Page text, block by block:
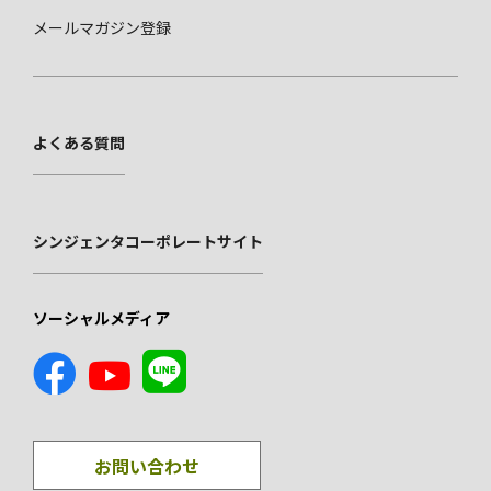
メールマガジン登録
よくある質問
シンジェンタコーポレートサイト
ソーシャルメディア
お問い合わせ